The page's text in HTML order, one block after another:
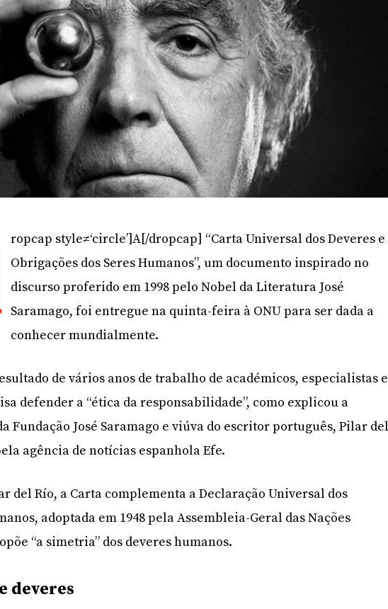
ropcap style≠‘circle’]A[/dropcap] “Carta Universal dos Deveres e
Obrigações dos Seres Humanos”, um documento inspirado no
discurso proferido em 1998 pelo Nobel da Literatura José
Saramago, foi entregue na quinta-feira à ONU para ser dada a
conhecer mundialmente.
de vários anos de trabalho de académicos, especialistas e
defender a “ética da responsabilidade”, como explicou a
Fundação José Saramago e viúva do escritor português, Pilar
agência de notícias espanhola Efe.
del Río, a Carta complementa a Declaração Universal dos
adoptada em 1948 pela Assembleia-Geral das Nações
“a simetria” dos deveres humanos.
deveres